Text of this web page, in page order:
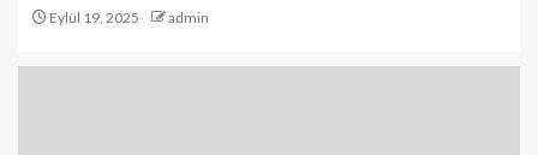
Eylül 19, 2025 admin